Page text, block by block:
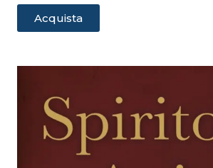
Acquista